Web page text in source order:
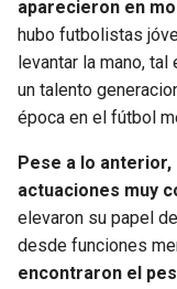
PACKERS
VIKINGS
FALCONS
SAINTS
TIMBERWOLVES
THUNDER
TRAIL BLAZERS
aparecieron en
hubo futbolistas
levantar la mano,
un talento
época en el fútbol
Pese a lo anterior,
actuaciones muy
elevaron su papel
desde funciones
encontraron el